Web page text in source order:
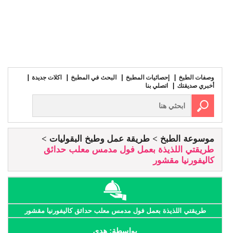
وصفات الطبخ إحصائيات المطبخ البحث في المطبخ
اكلات جديدة
أخبري صديقتك
اتصلي بنا
موسوعة الطبخ
طريقة عمل وطبخ البقوليات
طريقتي اللذيذة بعمل فول مدمس معلب حدائق
كاليفورنيا مقشور
طريقتي اللذيذة بعمل فول مدمس معلب حدائق كاليفورنيا مقشور
بواسطة: هدى